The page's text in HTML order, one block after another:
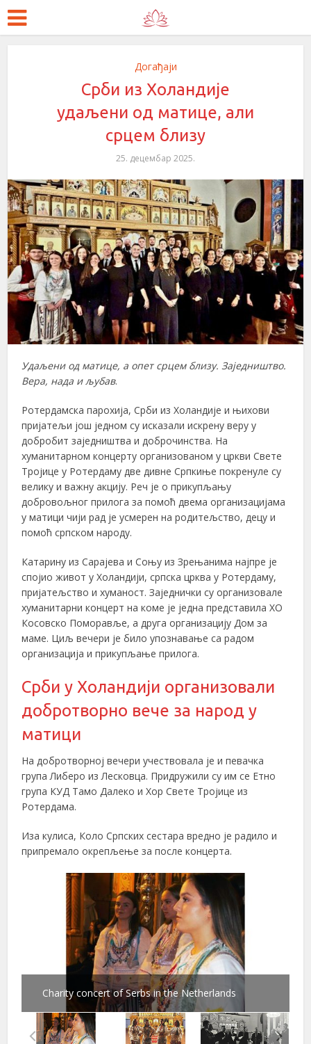
Догађаји
Срби из Холандије
удаљени од матице, али
срцем близу
25. децембар 2025.
Удаљени од матице, а опет срцем близу. Заједништво.
Вера, нада и љубав.
Ротердамска парохија, Срби из Холандије и њихови
пријатељи још једном су исказали искрену веру у
добробит заједништва и доброчинства. На
хуманитарном концерту организованом у цркви Свете
Тројице у Ротердаму две дивне Српкиње покренуле су
велику и важну акцију. Реч је о прикупљању
добровољног прилога за помоћ двема организацијама
у матици чији рад је усмерен на родитељство, децу и
помоћ српском народу.
Катарину из Сарајева и Соњу из Зрењанима најпре је
спојио живот у Холандији, српска црква у Ротердаму,
пријатељство и хуманост. Заједнички су организовале
хуманитарни концерт на коме је једна представила ХО
Косовско Поморавље, а друга организацију Дом за
маме. Циљ вечери је било упознавање са радом
организација и прикупљање прилога.
Срби у Холандији организовали
добротворно вече за народ у
матици
На добротворној вечери учествовала је и певачка
група Либеро из Лесковца. Придружили су им се Етно
група КУД Тамо Далеко и Хор Свете Тројице из
Ротердама.
Иза кулиса, Коло Српских сестара вредно је радило и
припремало окрепљење за после концерта.
Charity concert of Serbs in the Netherlands